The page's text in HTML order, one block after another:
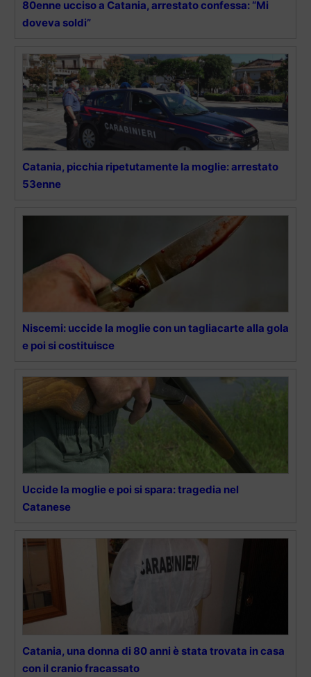
80enne ucciso a Catania, arrestato confessa: “Mi
doveva soldi”
Catania, picchia ripetutamente la moglie: arrestato
53enne
Niscemi: uccide la moglie con un tagliacarte alla gola
e poi si costituisce
Uccide la moglie e poi si spara: tragedia nel
Catanese
Catania, una donna di 80 anni è stata trovata in casa
con il cranio fracassato